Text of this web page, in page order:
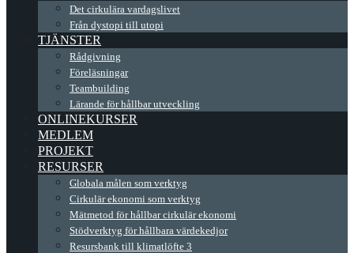
Det cirkulära vardagslivet
Från dystopi till utopi
TJÄNSTER
Rådgivning
Föreläsningar
Teambuilding
Lärande för hållbar utveckling
ONLINEKURSER
MEDLEM
PROJEKT
RESURSER
Globala målen som verktyg
Cirkulär ekonomi som verktyg
Mätmetod för hållbar cirkulär ekonomi
Stödverktyg för hållbara värdekedjor
Resursbank till klimatlöfte 3